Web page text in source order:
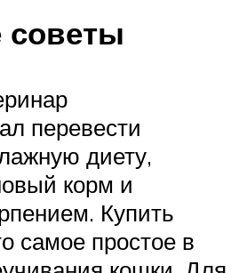
перевести
диету,
корм и
Купить
самое простое в